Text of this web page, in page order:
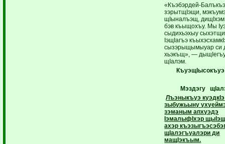
«Къэбэрдей-
зэрытщIэщи,
щIыналъэщ, дищIхэм
бэв къыщохъу. Мы
сыдихьэхыу
IэщIагъэ
сызэрыщымыуар си
хьэкъщ», —
щIалэм.
КъуэщIысокъуэ
Мэздэгу щI
Лъэныкъуэ куэдкIэ
зыбужьыну
зэманым апхуэдэ
IэмалыфIхэр
ахэр
щIалэгъуалэри ди
мащIэкъым.